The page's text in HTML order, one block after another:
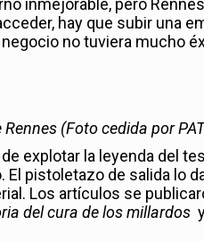
inmejorable, pero
hay que subir una
no tuviera mucho
(Foto cedida por
explotar la leyenda del
El pistoletazo de salida lo
Los artículos se
del cura de los millardos